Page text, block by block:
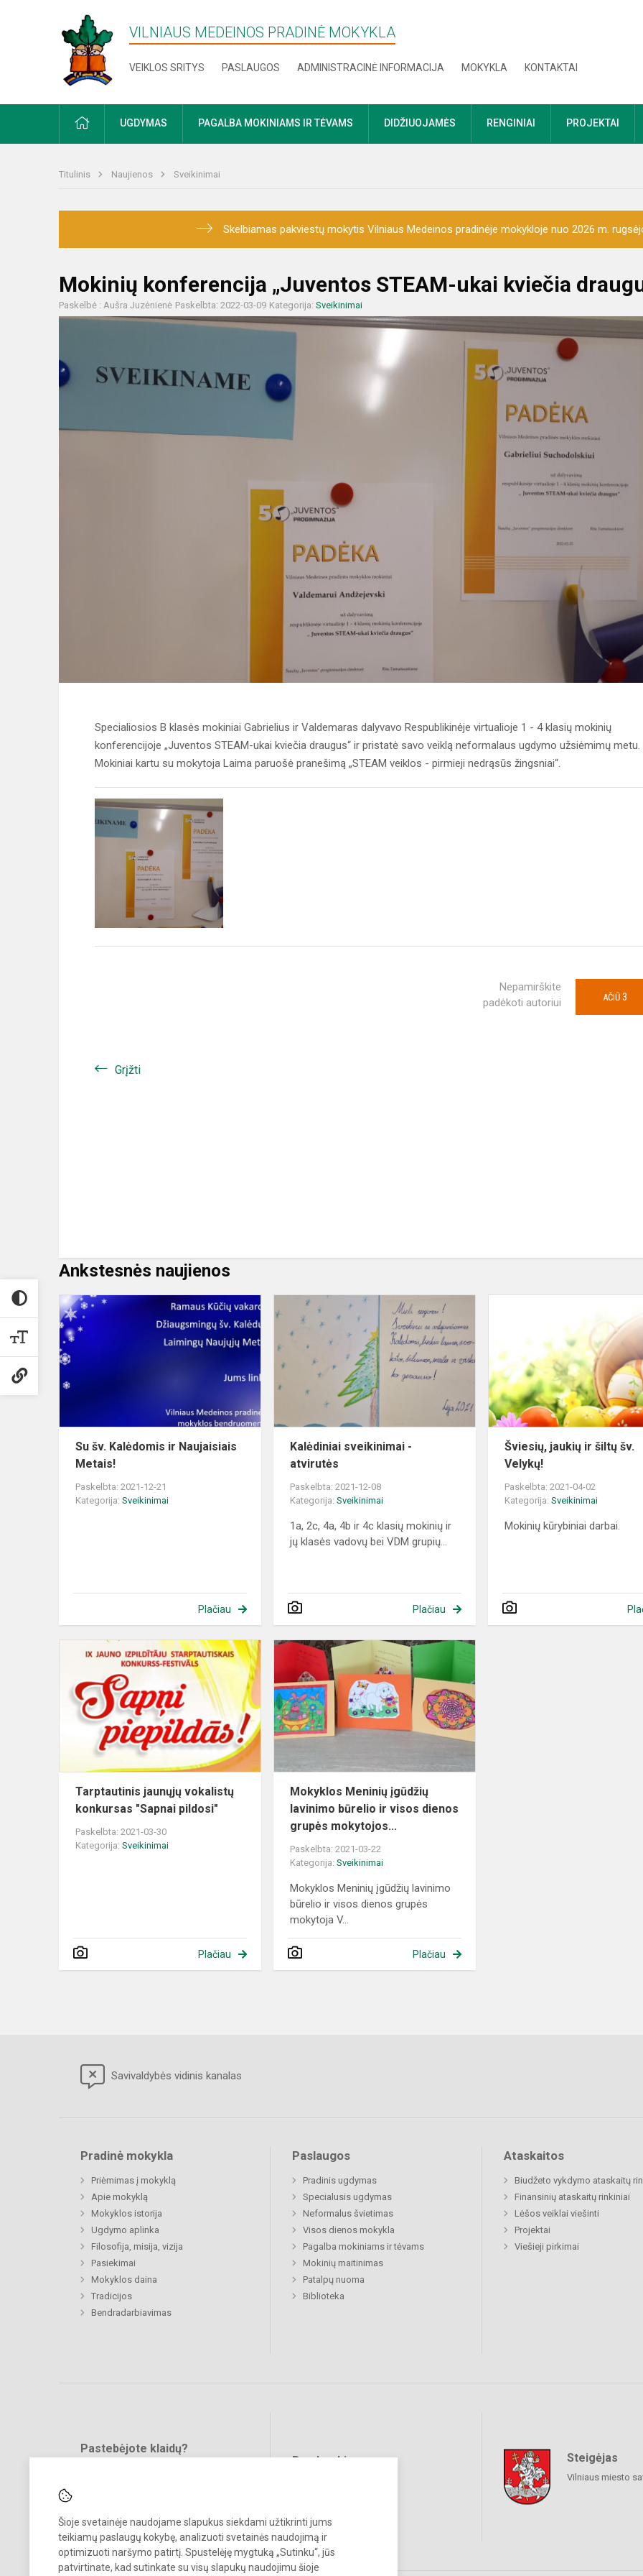
Šioje svetainėje naudojame slapukus siekdami užtikrinti jums
teikiamų paslaugų kokybę, analizuoti svetainės naudojimą ir
optimizuoti naršymo patirtį. Spustelėję mygtuką „Sutinku“, jūs
patvirtinate, kad sutinkate su visų slapukų naudojimu šioje
VILNIAUS MEDEINOS PRADINĖ MOKYKLA
VEIKLOS SRITYS PASLAUGOS ADMINISTRACINĖ INFORMACIJA MOKYKLA KONTAKTAI
PRADŽIAUGDYMAS PAGALBA MOKINIAMS IR TĖVAMS DIDŽIUOJAMĖS RENGINIAI PROJEKTAI
Titulinis Naujienos Sveikinimai
Skelbiamas pakviestų mokytis Vilniaus Medeinos pradinėje mokykloje nuo 2026 m.
Mokinių konferencija „Juventos STEAM-ukai kviečia
Paskelbė : Aušra Juzėnienė Paskelbta: 2022-03-09 Kategorija: Sveikinimai
Specialiosios B klasės mokiniai Gabrielius ir Valdemaras dalyvavo Respublikinėje virtualioje 1 - 4 klasių mokinių
konferencijoje „Juventos STEAM-ukai kviečia draugus“ ir pristatė savo veiklą neformalaus ugdymo užsiėmimų metu.
Mokiniai kartu su mokytoja Laima paruošė pranešimą „STEAM veiklos - pirmieji nedrąsūs žingsniai“.
Nepamirškite
padėkoti autoriui
AČIŪ 3
Grįžti
Ankstesnės naujienos
Su
Kalėdomis
Naujaisiais
Metais!
Su šv. Kalėdomis ir Naujaisiais
Metais!
Paskelbta: 2021-12-21
Kategorija: Sveikinimai
Plačiau
atvirutės
Kalėdiniai sveikinimai -
atvirutės
Paskelbta: 2021-12-08
Kategorija:Sveikinimai
1a, 2c, 4a, 4b ir 4c klasių mokinių ir
jų klasės vadovų bei VDM grupių...
Plačiau
Šviesių, jaukių ir šiltų šv.
Velykų!
Paskelbta: 2021-04-02
Kategorija:Sveikinimai
Mokinių kūrybiniai darbai.
Tarptautinis
vokalistų
konkursas
"Sapnai
pildosi"
Tarptautinis jaunųjų vokalistų
konkursas "Sapnai pildosi"
Paskelbta: 2021-03-30
Kategorija: Sveikinimai
Plačiau
Mokyklos
įgūdžių
lavinimo
būrelio
Mokyklos Meninių įgūdžių
lavinimo būrelio ir visos dienos
grupės mokytojos...
Paskelbta: 2021-03-22
Kategorija:Sveikinimai
Mokyklos Meninių įgūdžių lavinimo
būrelio ir visos dienos grupės
mokytoja V...
Plačiau
Savivaldybės vidinis kanalas
Pradinė mokykla
Priėmimas į mokyklą
Apie mokyklą
Mokyklos istorija
Ugdymo aplinka
Filosofija, misija, vizija
Pasiekimai
Mokyklos daina
Tradicijos
Bendradarbiavimas
Paslaugos
Pradinis ugdymas
Specialusis ugdymas
Neformalus švietimas
Visos dienos mokykla
Pagalba mokiniams ir tėvams
Mokinių maitinimas
Patalpų nuoma
Biblioteka
Ataskaitos
Biudžeto vykdymo ataskaitų
Finansinių ataskaitų rinkiniai
Lėšos veiklai viešinti
Projektai
Viešieji pirkimai
Pastebėjote klaidų?
Bendraukime Steigėjas
Vilniaus miesto